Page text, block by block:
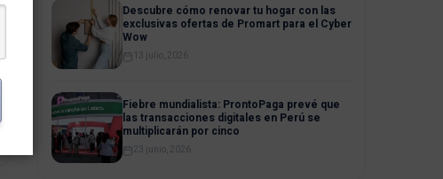
Descubre cómo renovar tu hogar con las
exclusivas ofertas de Promart para el Cyber
Wow
13 julio, 2026
Fiebre mundialista: ProntoPaga prevé que
las transacciones digitales en Perú se
multiplicarán por cinco
23 junio, 2026